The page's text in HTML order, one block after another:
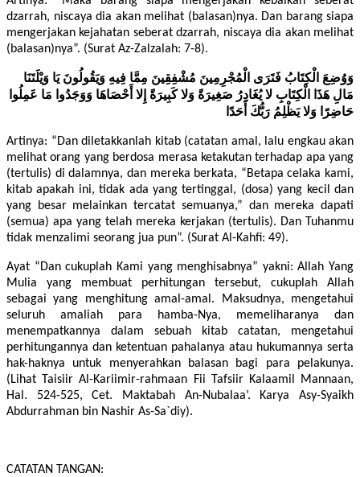
dzarrah, niscaya dia akan melihat (balasan)nya. Dan barang siapa
mengerjakan kejahatan seberat dzarrah, niscaya dia akan melihat
(balasan)nya”. (Surat Az-Zalzalah: 7-8).
وَوُضِعَ الْكِتَابُ فَتَرَى الْمُجْرِمِينَ مُشْفِقِينَ مِمَّا فِيهِ وَيَقُولُونَ يَا وَيْلَتَنَا
مَالِ هَذَا الْكِتَابِ لا يُغَادِرُ صَغِيرَةً وَلا كَبِيرَةً إِلا أَحْصَاهَا وَوَجَدُوا مَا عَمِلُوا
حَاضِرًا وَلا يَظْلِمُ رَبُّكَ أَحَدًا
Artinya: “Dan diletakkanlah kitab (catatan amal, lalu engkau akan
melihat orang yang berdosa merasa ketakutan terhadap apa yang
(tertulis) di dalamnya, dan mereka berkata, “Betapa celaka kami,
kitab apakah ini, tidak ada yang tertinggal, (dosa) yang kecil dan
yang besar melainkan tercatat semuanya,” dan mereka dapati
(semua) apa yang telah mereka kerjakan (tertulis). Dan Tuhanmu
tidak menzalimi seorang jua pun”. (Surat Al-Kahfi: 49).
Ayat “Dan cukuplah Kami yang menghisabnya” yakni: Allah Yang
Mulia yang membuat perhitungan tersebut, cukuplah Allah
sebagai yang menghitung amal-amal. Maksudnya, mengetahui
seluruh amaliah para hamba-Nya, memeliharanya dan
menempatkannya dalam sebuah kitab catatan, mengetahui
perhitungannya dan ketentuan pahalanya atau hukumannya serta
hak-haknya untuk menyerahkan balasan bagi para pelakunya.
(Lihat Taisiir Al-Kariimir-rahmaan Fii Tafsiir Kalaamil Mannaan,
Hal. 524-525, Cet. Maktabah An-Nubalaa’. Karya Asy-Syaikh
Abdurrahman bin Nashir As-Sa`diy).
CATATAN TANGAN: